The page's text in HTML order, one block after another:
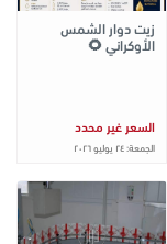
زيت دوار الشمس
الأوكراني 🌻
السعر غير محدد
الجمعة: ٢٤ يوليو ٢٠٢٦